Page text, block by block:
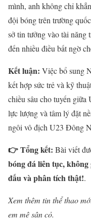
mình, anh không chỉ
đội bóng trên trường
sở tin tưởng vào tài năng
đến nhiều điều bất ngờ
Kết luận: Việc bổ sung
kết hợp sức trẻ và kỹ
chiều sâu cho tuyến
lực lượng và tâm lý đặt
ngôi vô địch U23 Đông
👉 Tổng kết: Bài viết
bóng đá liên tục,
đấu và phân tích thật!.
Xem thêm tin thể thao
em mê sân cỏ.